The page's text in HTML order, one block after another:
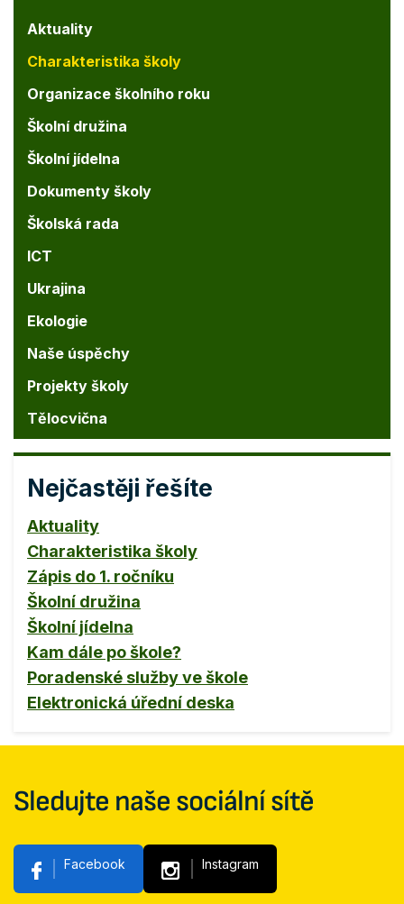
Aktuality
Charakteristika školy
Organizace školního roku
Školní družina
Školní jídelna
Dokumenty školy
Školská rada
ICT
Ukrajina
Ekologie
Naše úspěchy
Projekty školy
Tělocvična
Nejčastěji řešíte
Aktuality
Charakteristika školy
Zápis do 1. ročníku
Školní družina
Školní jídelna
Kam dále po škole?
Poradenské služby ve škole
Elektronická úřední deska
Sledujte naše sociální sítě
Facebook Instagram